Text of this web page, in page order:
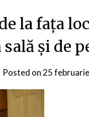
la faţa
şi de
Posted on 25